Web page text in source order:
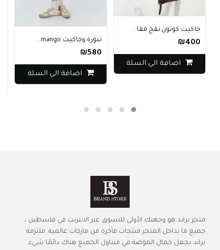
جاكيت كوتون نفخ مقا..
₪400
اضافة الي السلة
تنورة وجاكيت mango..
₪580
اضافة الي السلة
متجر براند هو وجهتك الأولى للتسوق عبر الانترنت في فلسطين ،
جميع ما بداخل المتجر منتجات فاخرة من ماركات عالمية. ملتزمة
براند بجعل جمال الموضة في متناول الجميع هناك دائمًا شيء